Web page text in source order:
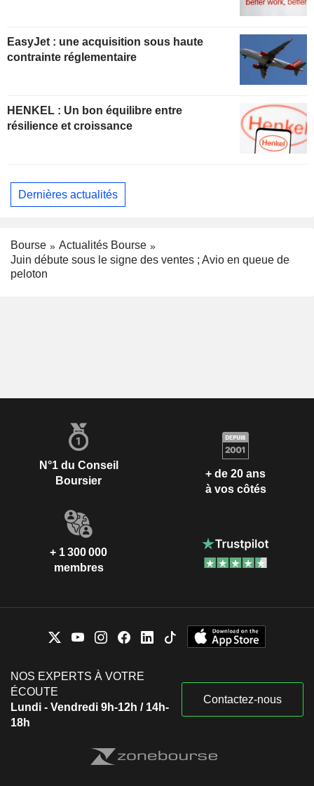
EasyJet : une acquisition sous haute
contrainte réglementaire
HENKEL : Un bon équilibre entre
résilience et croissance
Dernières actualités
Bourse
Actualités Bourse
Juin débute sous le signe des ventes ; Avio en queue de
peloton
N°1 du Conseil
Boursier
+ de 20 ans
à vos côtés
+ 1 300 000
membres
NOS EXPERTS À VOTRE
ÉCOUTE
Lundi - Vendredi 9h-12h / 14h-
18h
Contactez-nous